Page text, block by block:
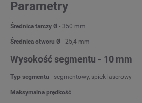
Parametry
Średnica tarczy Ø - 350 mm
Średnica otworu Ø - 25,4 mm
Wysokość segmentu - 10 mm
Typ segmentu - segmentowy, spiek laserowy
Maksymalna prędkość